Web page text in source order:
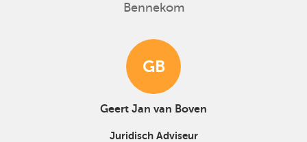
Bennekom
GB
Geert Jan van Boven
Juridisch Adviseur